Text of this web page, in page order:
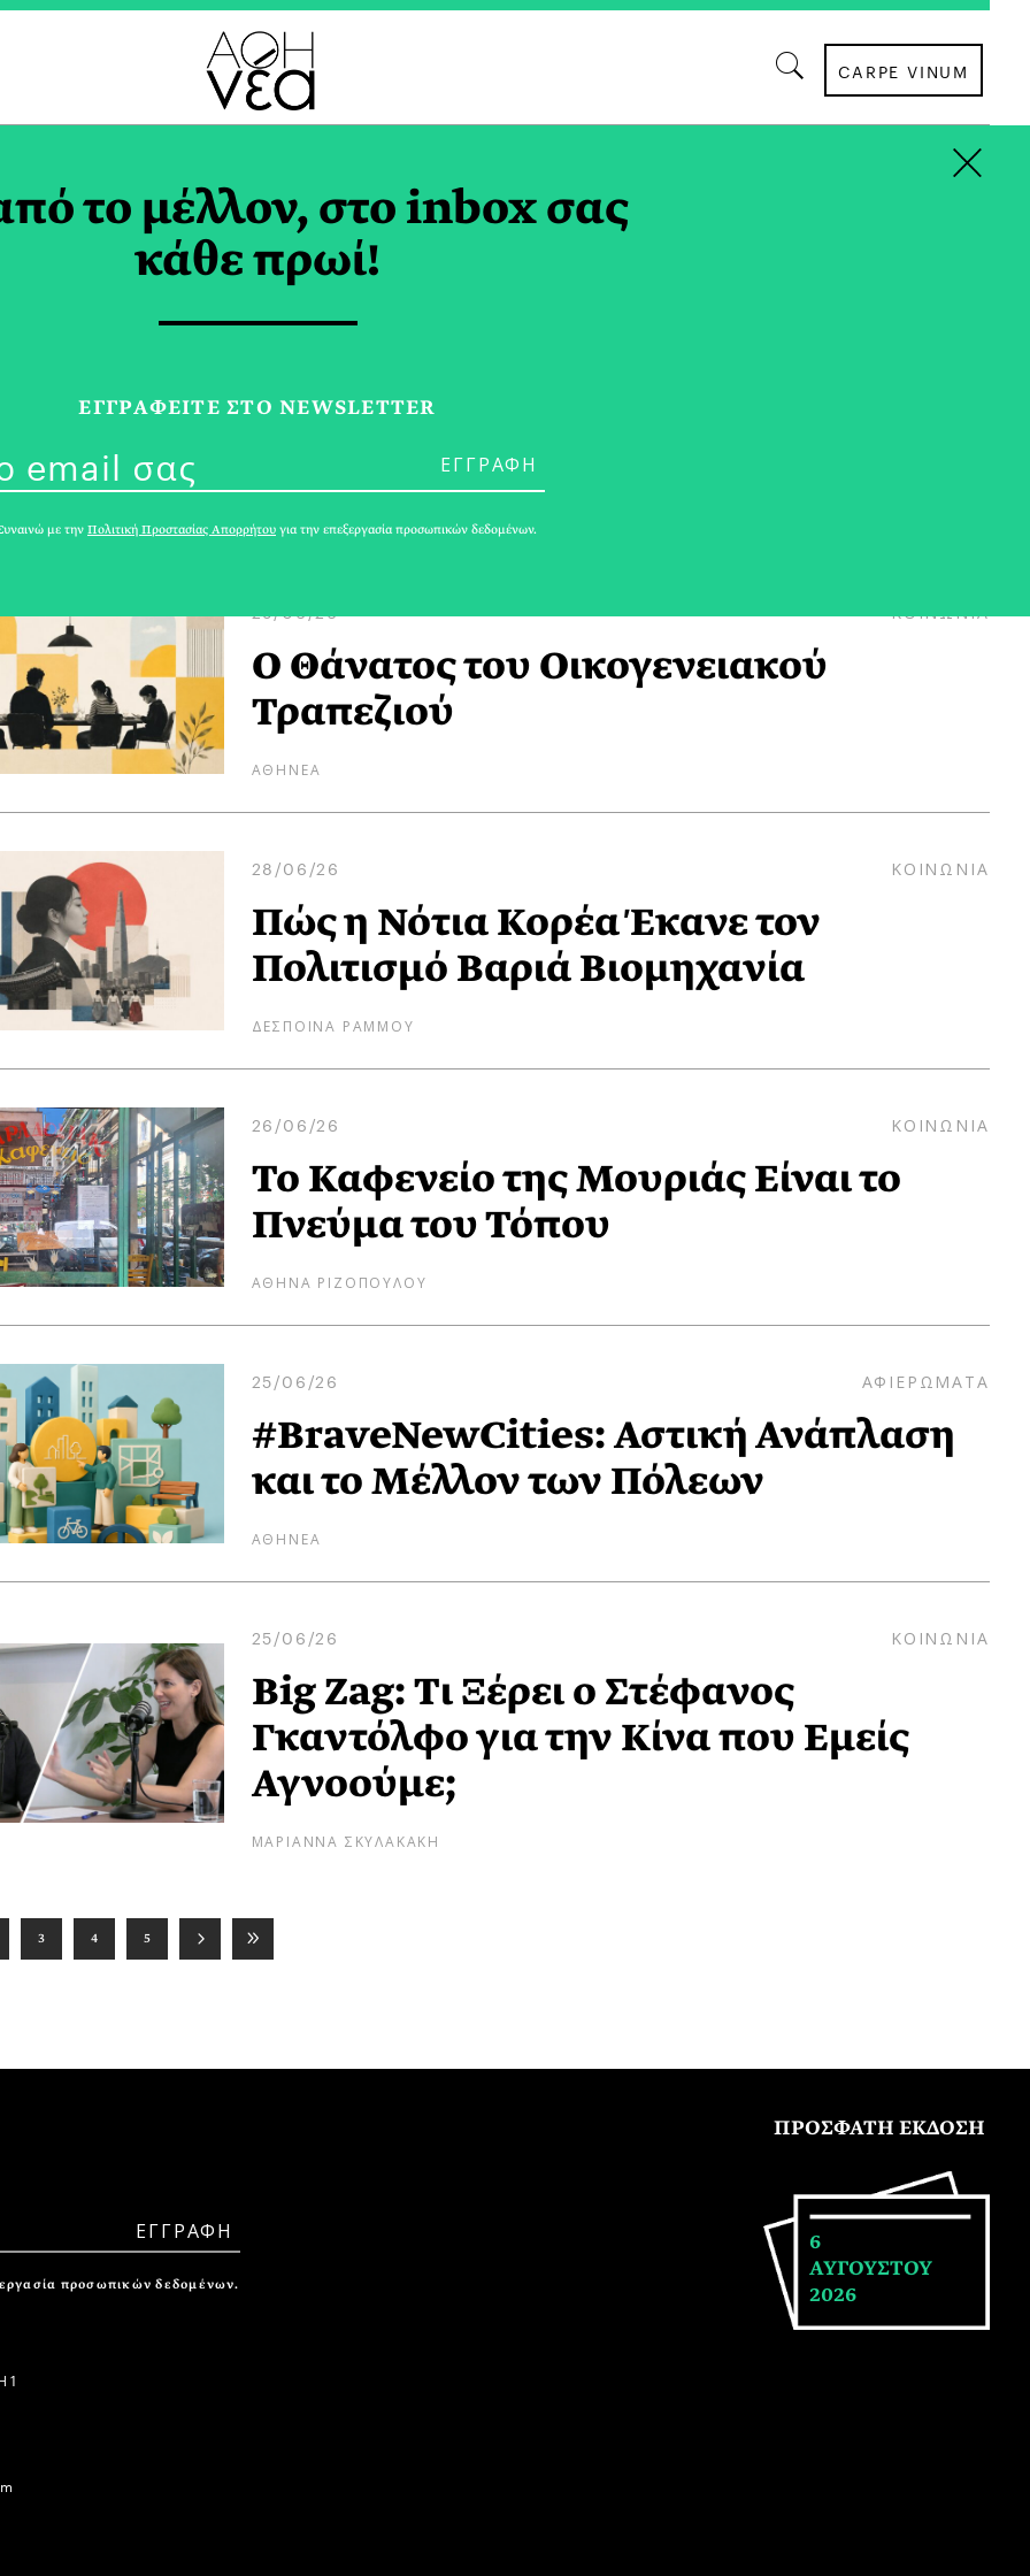
CARPE VINUM
2026
ΚΥΒΕΛΗ ΧΑΤΖΗΖΗΣΗ
29/06/26 ΚΟΙΝΩΝΙΑ
Ο Θάνατος του Οικογενειακού
Τραπεζιού
ΑΘΗΝΕΑ
28/06/26 ΚΟΙΝΩΝΙΑ
Πώς η Νότια Κορέα Έκανε τον
Πολιτισμό Βαριά Βιομηχανία
ΔΕΣΠΟΙΝΑ ΡΑΜΜΟΥ
26/06/26 ΚΟΙΝΩΝΙΑ
Το Καφενείο της Μουριάς Είναι το
Πνεύμα του Τόπου
ΑΘΗΝΑ ΡΙΖΟΠΟΥΛΟΥ
25/06/26 ΑΦΙΕΡΩΜΑΤΑ
#BraveNewCities: Αστική Ανάπλαση
και το Μέλλον των Πόλεων
ΑΘΗΝΕΑ
25/06/26 ΚΟΙΝΩΝΙΑ
Big Zag: Τι Ξέρει ο Στέφανος
Γκαντόλφο για την Κίνα που Εμείς
Αγνοούμε;
ΜΑΡΙΑΝΝΑ ΣΚΥΛΑΚΑΚΗ
3 4 5
προσωπικών δεδομένων.
1
ΠΡΟΣΦΑΤΗ ΕΚΔΟΣΗ
6
ΑΥΓΟΥΣΤΟΥ
2026
το μέλλον, στο inbox σας
κάθε πρωί!
ΕΓΓPΑΦΕΙΤΕ ΣΤΟ NEWSLETTER
με την Πολιτική Προστασίας Απορρήτου για την επεξεργασία προσωπικών δεδομένων.
×